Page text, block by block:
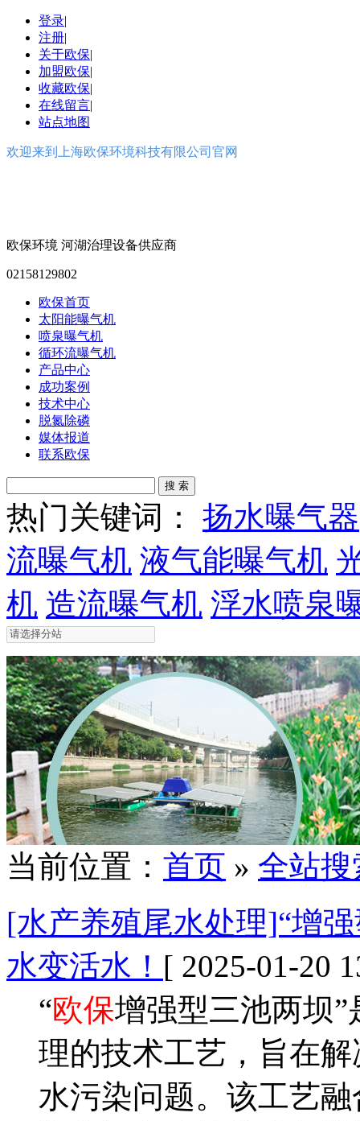
登录|
注册|
关于欧保|
加盟欧保|
收藏欧保|
在线留言|
站点地图
欢迎来到上海欧保环境科技有限公司官网
欧保环境 河湖治理设备供应商
02158129802
欧保首页
太阳能曝气机
喷泉曝气机
循环流曝气机
产品中心
成功案例
技术中心
脱氮除磷
媒体报道
联系欧保
热门关键词： 扬水曝气器
流曝气机 液气能曝气机
机 造流曝气机 浮水喷泉
当前位置： 首页 » 全站搜
[水产养殖尾水处理]“增
水变活水！ [ 2025-01-20
“欧保增强型三池两坝
理的技术工艺，旨在
水污染问题。该工艺